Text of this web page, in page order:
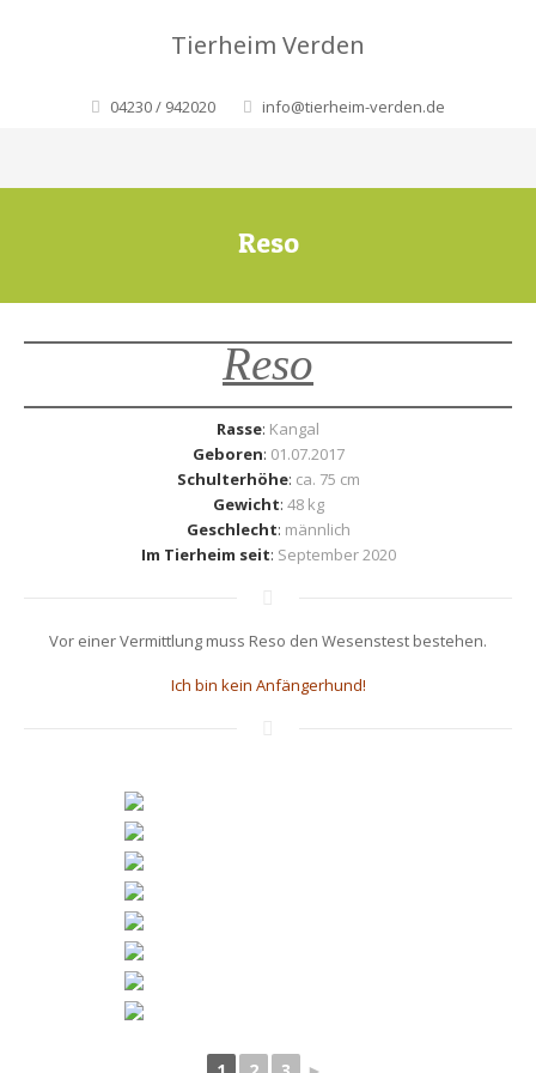
Tierheim Verden
04230 / 942020 info@tierheim-verden.de
Reso
Reso
Rasse: Kangal
Geboren: 01.07.2017
Schulterhöhe: ca. 75 cm
Gewicht: 48 kg
Geschlecht: männlich
Im Tierheim seit: September 2020
Vor einer Vermittlung muss Reso den Wesenstest bestehen.
Ich bin kein Anfängerhund!